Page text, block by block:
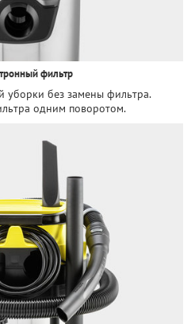
фильтр
уборки без замены фильтра.
одним поворотом.